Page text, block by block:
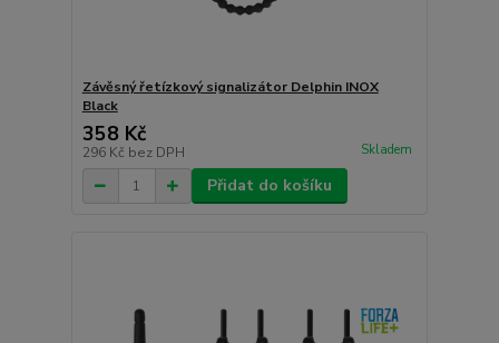
Závěsný řetízkový signalizátor Delphin INOX
Black
358 Kč
296 Kč bez DPH Skladem
Přidat do košíku